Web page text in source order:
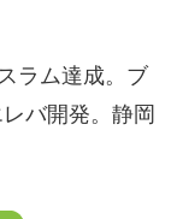
ラム達成。ブ
バ開発。静岡